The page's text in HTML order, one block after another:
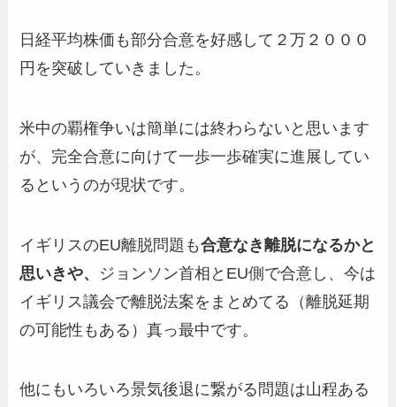
日経平均株価も部分合意を好感して２万２０００
円を突破していきました。
米中の覇権争いは簡単には終わらないと思います
が、完全合意に向けて一歩一歩確実に進展してい
るというのが現状です。
イギリスのEU離脱問題も合意なき離脱になるかと
思いきや、 ジョンソン首相とEU側で合意し、今は
イギリス議会で離脱法案をまとめてる（離脱延期
の可能性もある）真っ最中です。
他にもいろいろ景気後退に繋がる問題は山程ある